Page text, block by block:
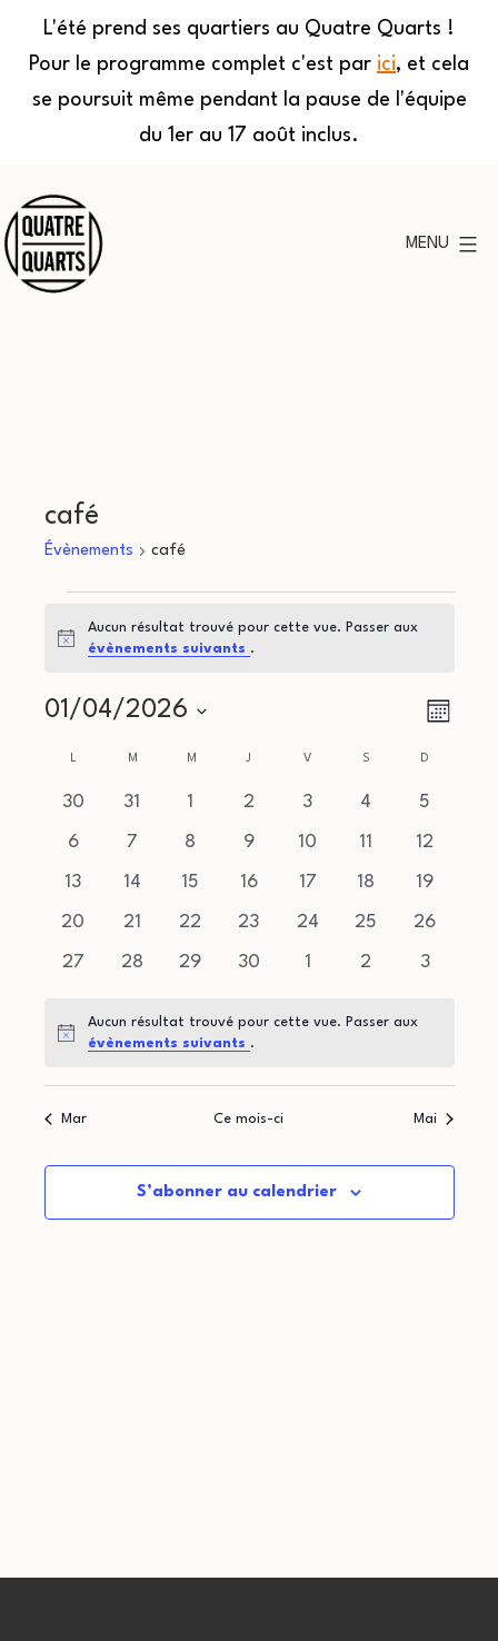
L'été prend ses quartiers au Quatre Quarts !
Pour le programme complet c'est par ici, et cela
se poursuit même pendant la pause de l'équipe
du 1er au 17 août inclus.
au
contenu
MENU
café
Évènements café
Évènements
Notice
Aucun résultat trouvé pour cette vue. Passer aux
évènements suivants .
N
a
v
i
g
a
o
l
N
n
d
e
u
e
Mois
01/04/2026
date.
d
i
e
r
m
L M M MERCREDI
J V VENDREDI
S D
0
évènements
30
0
évènements
31
0
évènements
1
0
évènements
2
0
évènements
3
0
évènements
4
0
5
0
évènements
6
0
évènements
7
0
évènements
8
0
évènements
9
0
évènements
10
0
évènements
11
0
12
0
évènements
13
0
évènements
14
0
évènements
15
0
évènements
16
0
évènements
17
0
évènements
18
0
19
0
évènements
20
0
évènements
21
0
évènements
22
0
évènements
23
0
évènements
24
0
évènements
25
0
26
0
27
0
28
0
29
0
30
01
0
2
0
3
Notice
Aucun résultat trouvé pour cette vue. Passer aux
évènements suivants .
Mar Ce mois-ci Mai
S’abonner au calendrier